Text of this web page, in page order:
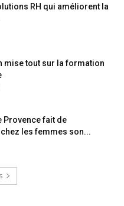
RH qui améliorent la
mise tout sur la formation
Provence fait de
chez les femmes son...